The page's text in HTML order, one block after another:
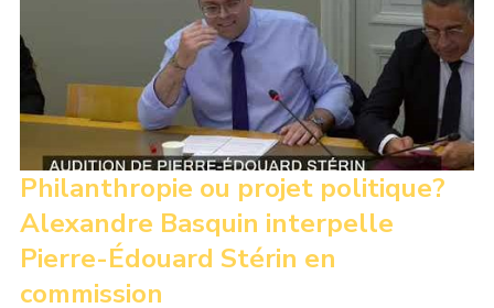
Philanthropie ou projet politique?
Alexandre Basquin interpelle
Pierre-Édouard Stérin en
commission